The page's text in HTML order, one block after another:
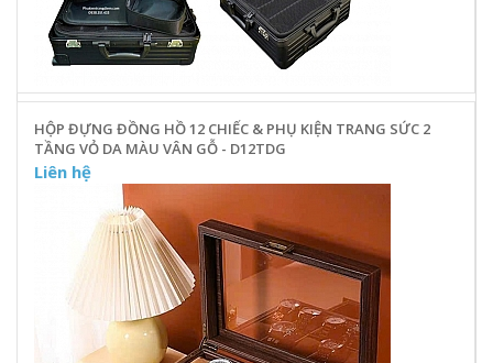
HỘP ĐỰNG ĐỒNG HỒ 12 CHIẾC & PHỤ KIỆN TRANG SỨC 2
TẦNG VỎ DA MÀU VÂN GỖ - D12TDG
Liên hệ